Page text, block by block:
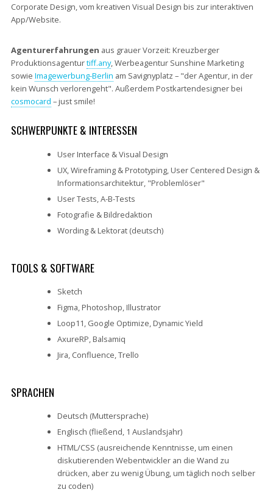
Corporate Design, vom kreativen Visual Design bis zur interaktiven
App/Website.
Agenturerfahrungen aus grauer Vorzeit: Kreuzberger
Produktionsagenturtiff.any, Werbeagentur Sunshine Marketing
sowie Imagewerbung-Berlin am Savignyplatz – "der Agentur, in der
kein Wunsch verlorengeht". Außerdem Postkartendesigner bei
cosmocard – just smile!
SCHWERPUNKTE & INTERESSEN
User Interface & Visual Design
UX, Wireframing & Prototyping, User Centered Design &
Informationsarchitektur, "Problemlöser"
User Tests, A-B-Tests
Fotografie & Bildredaktion
Wording & Lektorat (deutsch)
TOOLS & SOFTWARE
Sketch
Figma, Photoshop, Illustrator
Loop11, Google Optimize, Dynamic Yield
AxureRP, Balsamiq
Jira, Confluence, Trello
SPRACHEN
Deutsch (Muttersprache)
Englisch (fließend, 1 Auslandsjahr)
HTML/CSS (ausreichende Kenntnisse, um einen
diskutierenden Webentwickler an die Wand zu
drücken, aber zu wenig Übung, um täglich noch selber
zu coden)